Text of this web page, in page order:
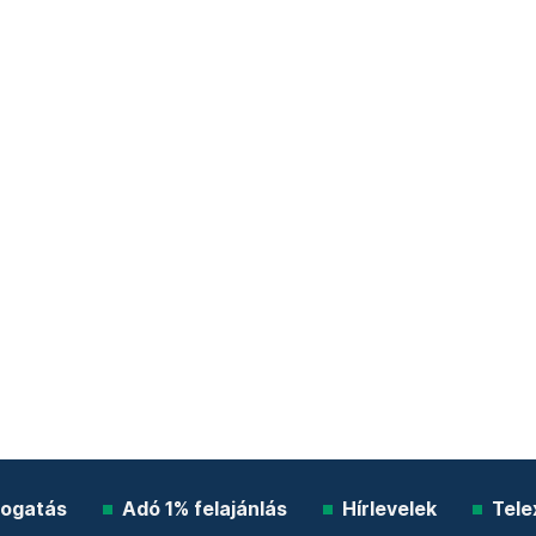
Adó 1% felajánlás Hírlevelek